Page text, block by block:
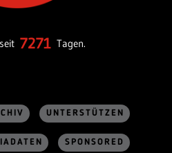
7271 Tagen.
UNTERSTÜTZEN
SPONSORED